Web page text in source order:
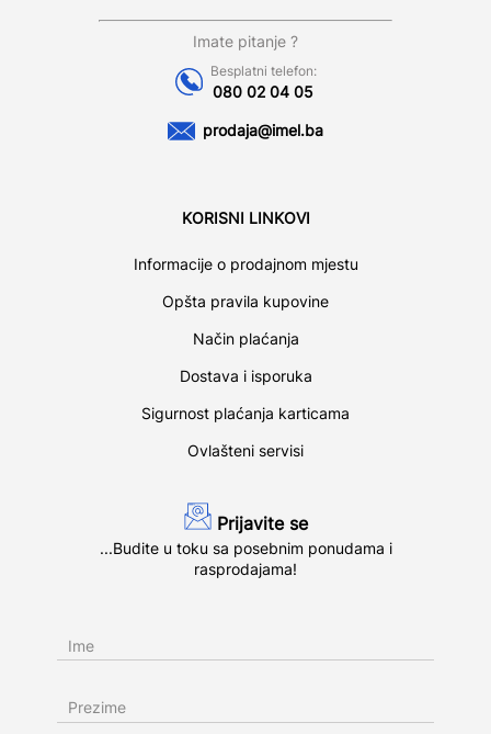
Imate pitanje ?
Besplatni telefon:
080 02 04 05
prodaja@imel.ba
KORISNI LINKOVI
Informacije o prodajnom mjestu
Opšta pravila kupovine
Način plaćanja
Dostava i isporuka
Sigurnost plaćanja karticama
Ovlašteni servisi
Prijavite se
...Budite u toku sa posebnim ponudama i
rasprodajama!
Ime
Prezime